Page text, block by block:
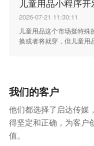
时间，下了楼就能拿到。
来特别麻烦，谁报了谁没
消息来回对，漏单错单的
2026-07-21 11:30:11
儿童用品这个市场挺特
换或者将就穿，但儿童用
把产品安全标准和适用年
我们的客户
他们都选择了启达传媒
得坚定和正确，为客户
值。